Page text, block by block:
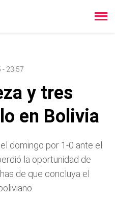
- 23:57
y tres
en Bolivia
domingo por 1-0 ante el
la oportunidad de
de que concluya el